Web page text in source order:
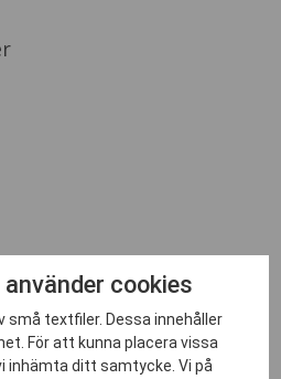
cookies
små textfiler. Dessa innehåller
För att kunna placera vissa
inhämta ditt samtycke. Vi på